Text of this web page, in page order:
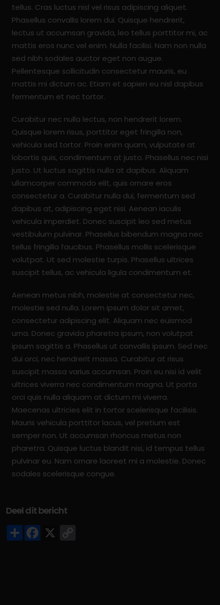
tellus. Cras luctus nisl vel risus adipiscing aliquet.
Phasellus convallis lorem dui. Quisque hendrerit,
lectus ut accumsan gravida, leo tellus porttitor mi, ac
mattis eros nunc vel enim. Nulla facilisi. Nam non nulla
sed nibh sodales auctor eget non augue.
Pellentesque sollicitudin consectetur mauris, eu
mattis mi dictum ac. Etiam et sapien eu nisl dapibus
fermentum et nec tortor.
Curabitur nec nulla lectus, non hendrerit lorem.
Quisque lorem risus, porttitor eget fringilla non,
vehicula sed tortor. Proin enim quam, vulputate at
lobortis quis, condimentum at justo. Phasellus nec nisi
justo. Ut luctus sagittis nulla at dapibus. Aliquam
ullamcorper commodo elit, quis ornare eros
consectetur a. Curabitur nulla dui, fermentum sed
dapibus at, adipiscing eget nisi. Aenean iaculis
vehicula imperdiet. Donec suscipit leo sed metus
vestibulum pulvinar. Phasellus bibendum magna nec
tellus fringilla faucibus. Phasellus mollis scelerisque
volutpat. Ut sed molestie turpis. Phasellus ultrices
suscipit tellus, ac vehicula ligula condimentum et.
Aenean metus nibh, molestie at consectetur nec,
molestie sed nulla. Lorem ipsum dolor sit amet,
consectetur adipiscing elit. Aliquam nec euismod
urna. Donec gravida pharetra ipsum, non volutpat
ipsum sagittis a. Phasellus ut convallis ipsum. Sed nec
dui orci, nec hendrerit massa. Curabitur at risus
suscipit massa varius accumsan. Proin eu nisi id velit
ultrices viverra nec condimentum magna. Ut porta
orci quis nulla aliquam at dictum mi viverra.
Maecenas ultricies elit in tortor scelerisque facilisis.
Mauris vehicula porttitor lacus, vel pretium est
semper non. Ut accumsan rhoncus metus non
pharetra. Quisque luctus blandit nisi, id tempus tellus
pulvinar eu. Nam ornare laoreet mi a molestie. Donec
sodales scelerisque congue.
Deel dit bericht
Deel Facebook